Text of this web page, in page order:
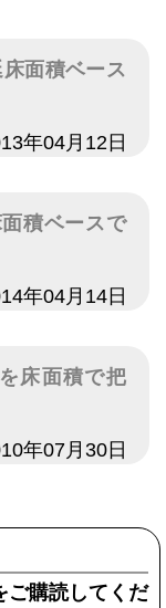
面積ベース
年04月12日
積ベースで
年04月14日
床面積で把
年07月30日
ご購読してくだ